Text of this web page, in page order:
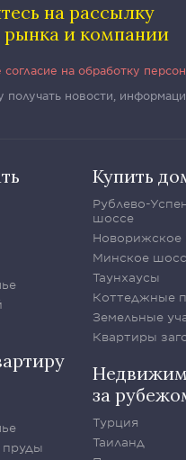
на рассылку
рынка и компании
на обработку
получать новости,
Купить
Рублево-
шоссе
Новорижское
Минское
Таунхаусы
Коттеджные
Земельные
Квартиры
за
Турция
Таиланд